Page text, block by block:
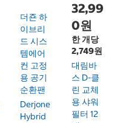
더죤 하
이브리
드 시스
템에어
컨 고정
용 공기
순환팬
Derjone
Hybrid
32,99
0원
한 개당
2,749원
대림바
스 D-클
린 교체
용 샤워
필터 12